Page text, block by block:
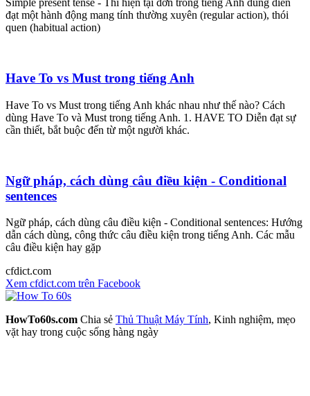
Simple present tense - Thì hiện tại đơn trong tiếng Anh dùng diễn
đạt một hành động mang tính thường xuyên (regular action), thói
quen (habitual action)
Have To vs Must trong tiếng Anh
Have To vs Must trong tiếng Anh khác nhau như thế nào? Cách
dùng Have To và Must trong tiếng Anh. 1. HAVE TO Diễn đạt sự
cần thiết, bắt buộc đến từ một người khác.
Ngữ pháp, cách dùng câu điều kiện - Conditional
sentences
Ngữ pháp, cách dùng câu điều kiện - Conditional sentences: Hướng
dẫn cách dùng, công thức câu điều kiện trong tiếng Anh. Các mẫu
câu điều kiện hay gặp
cfdict.com
Xem cfdict.com trên Facebook
HowTo60s.com Chia sẻ Thủ Thuật Máy Tính, Kinh nghiệm, mẹo
vặt hay trong cuộc sống hàng ngày